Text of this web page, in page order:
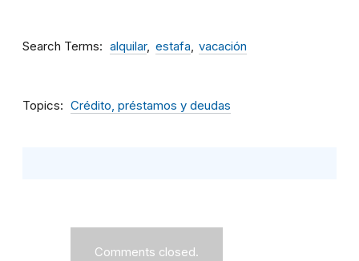
Search Terms alquilar estafa vacación
Topics Crédito, préstamos y deudas
Comments closed.